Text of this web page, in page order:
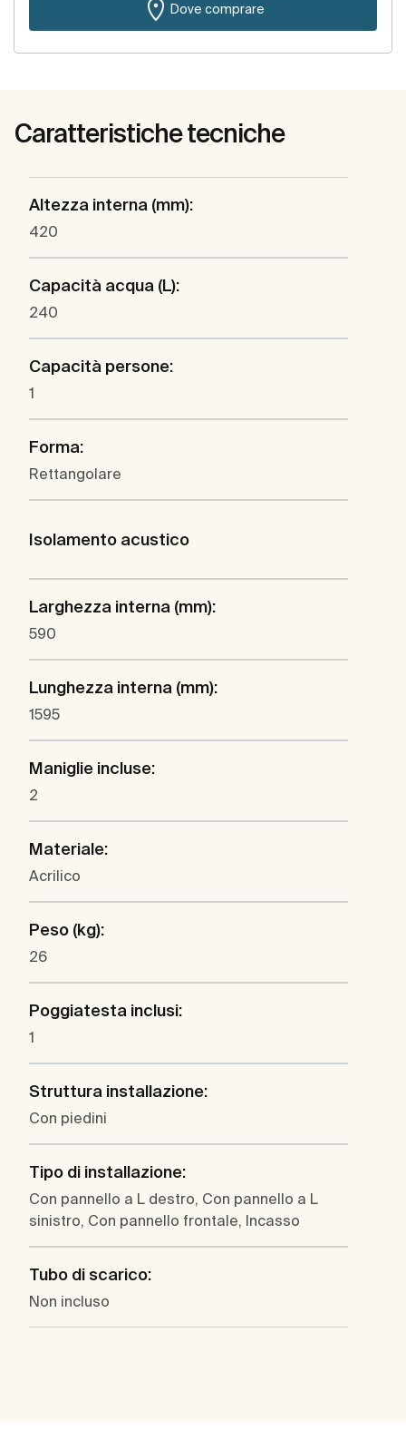
Dove comprare
Caratteristiche tecniche
Altezza interna (mm):
420
Capacità acqua (L):
240
Capacità persone:
1
Forma:
Rettangolare
Isolamento acustico
Larghezza interna (mm):
590
Lunghezza interna (mm):
1595
Maniglie incluse:
2
Materiale:
Acrilico
Peso (kg):
26
Poggiatesta inclusi:
1
Struttura installazione:
Con piedini
Tipo di installazione:
Con pannello a L destro, Con pannello a L
sinistro, Con pannello frontale, Incasso
Tubo di scarico:
Non incluso